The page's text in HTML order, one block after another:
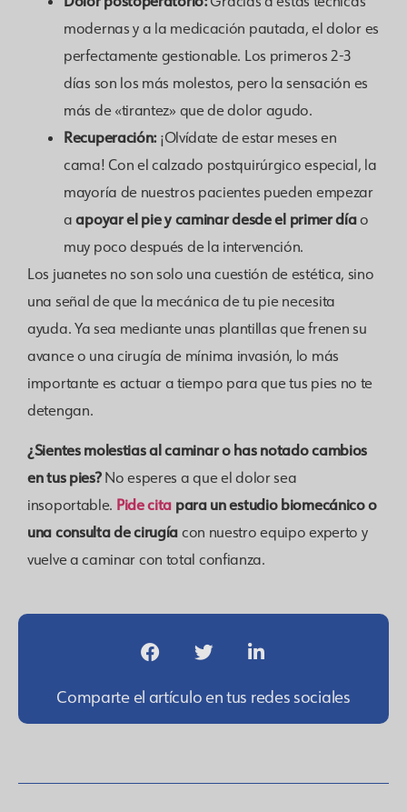
modernas y a la medicación pautada, el dolor es
perfectamente gestionable. Los primeros 2-3
días son los más molestos, pero la sensación es
más de «tirantez» que de dolor agudo.
Recuperación:¡Olvídate de estar meses en
cama! Con el calzado postquirúrgico especial, la
mayoría de nuestros pacientes pueden empezar
aapoyar el pie y caminar desde el primer díao
muy poco después de la intervención.
Los juanetes no son solo una cuestión de estética, sino
una señal de que la mecánica de tu pie necesita
ayuda. Ya sea mediante unas plantillas que frenen su
avance o una cirugía de mínima invasión, lo más
importante es actuar a tiempo para que tus pies no te
detengan.
¿Sientes molestias al caminar o has notado cambios
en tus pies?No esperes a que el dolor sea
insoportable. Pide cita para un estudio biomecánico o
una consulta de cirugía con nuestro equipo experto y
vuelve a caminar con total confianza.
Comparte el artículo en tus redes sociales